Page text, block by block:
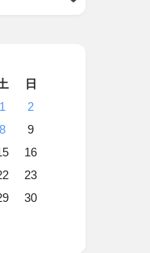
日
1
2
8
9
16
23
30